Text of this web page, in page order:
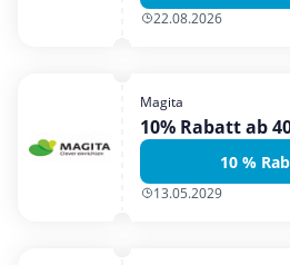
22.08.2026
Magita
10% Rabatt ab
10 %
13.05.2029